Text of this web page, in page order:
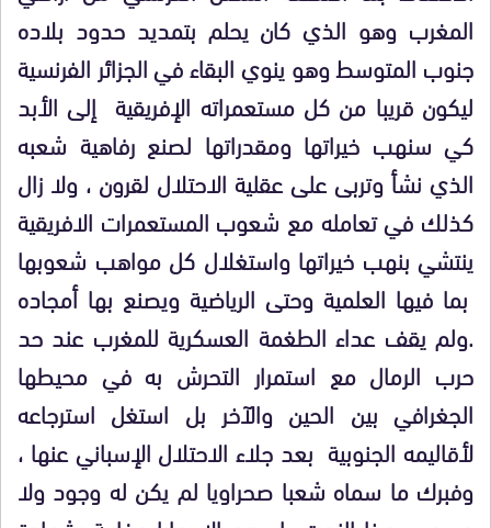
المغرب وهو الذي كان يحلم بتمديد حدود بلاده
جنوب المتوسط وهو ينوي البقاء في الجزائر الفرنسية
ليكون قريبا من كل مستعمراته الإفريقية إلى الأبد
كي سنهب خيراتها ومقدراتها لصنع رفاهية شعبه
الذي نشأ وتربى على عقلية الاحتلال لقرون ، ولا زال
كذلك في تعامله مع شعوب المستعمرات الافريقية
ينتشي بنهب خيراتها واستغلال كل مواهب شعوبها
بما فيها العلمية وحتى الرياضية ويصنع بها أمجاده
.ولم يقف عداء الطغمة العسكرية للمغرب عند حد
حرب الرمال مع استمرار التحرش به في محيطها
الجغرافي بين الحين والآخر بل استغل استرجاعه
لأقاليمه الجنوبية بعد جلاء الاحتلال الإسباني عنها ،
وفبرك ما سماه شعبا صحراويا لم يكن له وجود ولا